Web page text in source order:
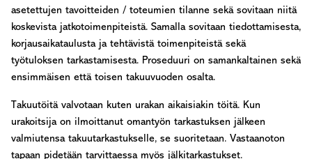
asetettujen tavoitteiden / toteumien tilanne sekä sovitaan niitä
koskevista jatkotoimenpiteistä. Samalla sovitaan tiedottamisesta,
korjausaikataulusta ja tehtävistä toimenpiteistä sekä
työtuloksen tarkastamisesta. Proseduuri on samankaltainen sekä
ensimmäisen että toisen takuuvuoden osalta.
Takuutöitä valvotaan kuten urakan aikaisiakin töitä. Kun
urakoitsija on ilmoittanut omantyön tarkastuksen jälkeen
valmiutensa takuutarkastukselle, se suoritetaan. Vastaanoton
tapaan pidetään tarvittaessa myös jälkitarkastukset.